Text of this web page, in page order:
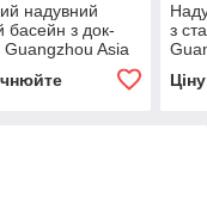
надувний
басейн з док-
Guangzhou Asia
з